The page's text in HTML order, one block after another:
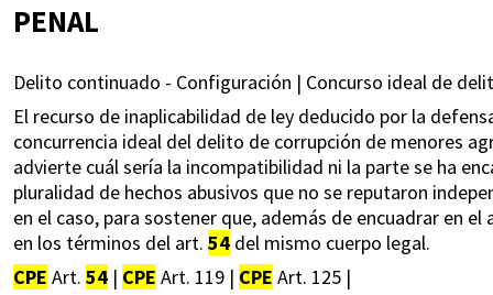
PENAL
Delito continuado - Configuración | Concurso ideal de
El recurso de inaplicabilidad de ley deducido por la
concurrencia ideal del delito de corrupción de menores
advierte cuál sería la incompatibilidad ni la parte se ha
pluralidad de hechos abusivos que no se reputaron
en el caso, para sostener que, además de encuadrar en
en los términos del art. 54 del mismo cuerpo legal.
CPE Art. 54 | CPE Art. 119 | CPE Art. 125 |